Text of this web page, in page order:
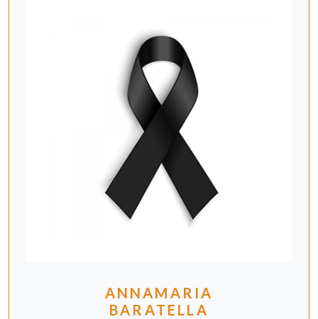
ANNAMARIA
BARATELLA